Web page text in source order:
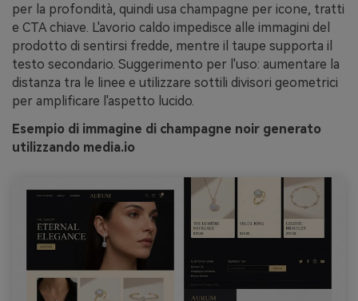
per la profondità, quindi usa champagne per icone, tratti
e CTA chiave. L'avorio caldo impedisce alle immagini del
prodotto di sentirsi fredde, mentre il taupe supporta il
testo secondario. Suggerimento per l'uso: aumentare la
distanza tra le linee e utilizzare sottili divisori geometrici
per amplificare l'aspetto lucido.
Esempio di immagine di champagne noir generato
utilizzando media.io